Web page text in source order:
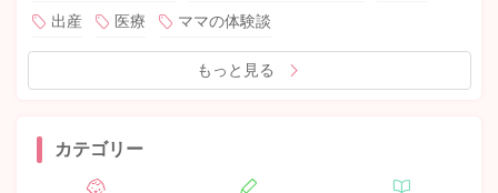
出産
医療 ママの体験談
もっと見る
カテゴリー